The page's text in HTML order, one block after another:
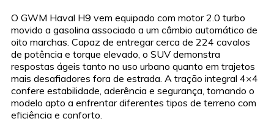
O GWM Haval H9 vem equipado com motor 2.0 turbo
movido a gasolina associado a um câmbio automático de
oito marchas. Capaz de entregar cerca de 224 cavalos
de potência e torque elevado, o SUV demonstra
respostas ágeis tanto no uso urbano quanto em trajetos
mais desafiadores fora de estrada. A tração integral 4×4
confere estabilidade, aderência e segurança, tornando o
modelo apto a enfrentar diferentes tipos de terreno com
eficiência e conforto.